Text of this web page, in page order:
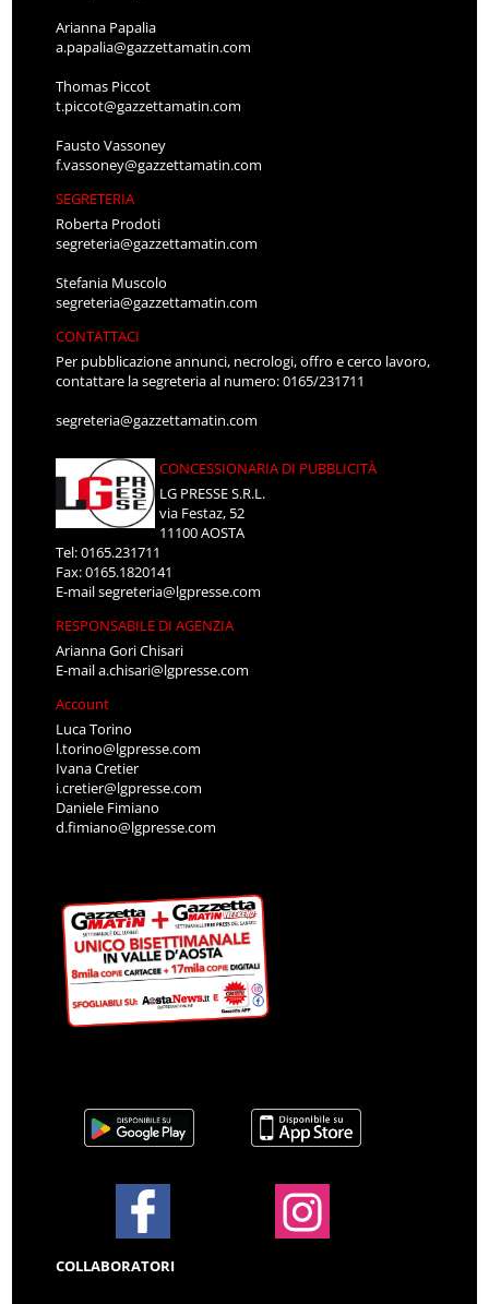
Arianna Papalia
a.papalia@gazzettamatin.com
Thomas Piccot
t.piccot@gazzettamatin.com
Fausto Vassoney
f.vassoney@gazzettamatin.com
SEGRETERIA
Roberta Prodoti
segreteria@gazzettamatin.com
Stefania Muscolo
segreteria@gazzettamatin.com
CONTATTACI
Per pubblicazione annunci, necrologi, offro e cerco lavoro,
contattare la segreteria al numero: 0165/231711
segreteria@gazzettamatin.com
CONCESSIONARIA DI PUBBLICITÀ
LG PRESSE S.R.L.
via Festaz, 52
11100 AOSTA
Tel: 0165.231711
Fax: 0165.1820141
E-mailsegreteria@lgpresse.com
RESPONSABILE DI AGENZIA
Arianna Gori Chisari
E-maila.chisari@lgpresse.com
Account
Luca Torino
l.torino@lgpresse.com
Ivana Cretier
i.cretier@lgpresse.com
Daniele Fimiano
d.fimiano@lgpresse.com
COLLABORATORI